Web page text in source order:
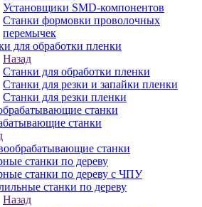
Установщики SMD-компонентов
Станки формовки проволочных
перемычек
для обработки пленки
Назад
Станки для обработки пленки
Станки для резки и запайки пленки
Станки для резки пленки
станки
станки
станки
станки по дереву
станки по дереву с ЧПУ
станки по дереву
Назад